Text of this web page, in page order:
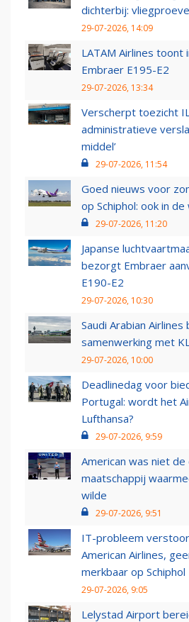
dichterbij:
29-07-2026, 14:09
LATAM Airlines toont
Embraer E195-E2
29-07-2026, 13:34
Verscherpt toezicht
administratieve
middel’
29-07-2026, 11:54
Goed nieuws voor
op Schiphol: ook in
29-07-2026, 11:20
Japanse
bezorgt Embraer
E190-E2
29-07-2026, 10:30
Saudi Arabian
samenwerking met
29-07-2026, 10:00
Deadlinedag voor
Portugal: wordt het
Lufthansa?
29-07-2026, 9:59
American was niet de
maatschappij
wilde
29-07-2026, 9:51
IT-probleem
American Airlines,
merkbaar op Schiphol
29-07-2026, 9:05
Lelystad Airport